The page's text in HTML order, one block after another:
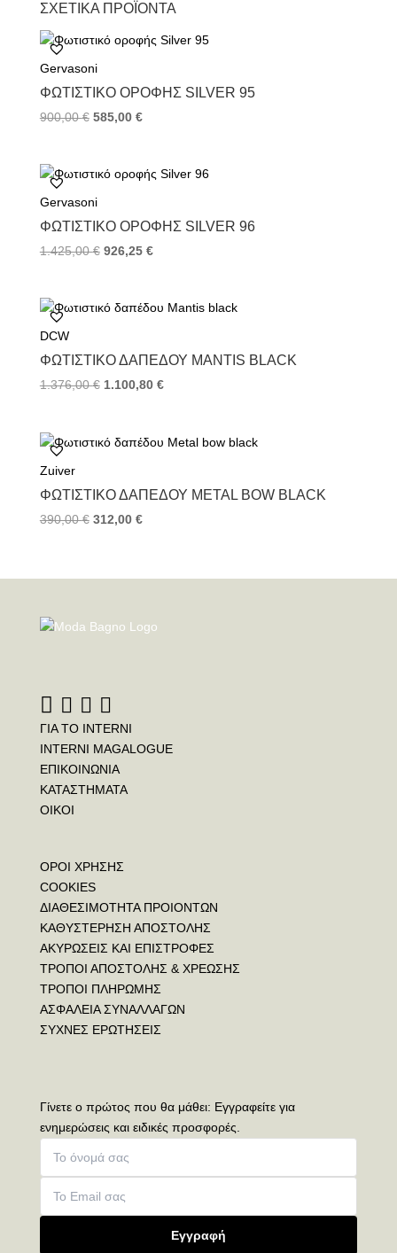
k
ΣΧΕΤΙΚΆ ΠΡΟΪΌΝΤΑ
Gervasoni
ΦΩΤΙΣΤΙΚΌ ΟΡΟΦΉΣ SILVER 95
900,00€ 585,00 €
Gervasoni
ΦΩΤΙΣΤΙΚΌ ΟΡΟΦΉΣ SILVER 96
1.425,00€ 926,25 €
DCW
ΦΩΤΙΣΤΙΚΌ ΔΑΠΈΔΟΥ MANTIS BLACK
1.376,00€ 1.100,80 €
Zuiver
ΦΩΤΙΣΤΙΚΌ ΔΑΠΈΔΟΥ METAL BOW BLACK
390,00€ 312,00 €
ΓΙΑ ΤΟ INTERNI
INTERNI MAGALOGUE
ΕΠΙΚΟΙΝΩΝΙΑ
ΚΑΤΑΣΤΗΜΑΤΑ
ΟΙΚΟΙ
ΟΡΟΙ ΧΡΗΣΗΣ
COOKIES
ΔΙΑΘΕΣΙΜΟΤΗΤΑ ΠΡΟΙΟΝΤΩΝ
ΚΑΘΥΣΤΕΡΗΣΗ ΑΠΟΣΤΟΛΗΣ
ΑΚΥΡΩΣΕΙΣ ΚΑΙ ΕΠΙΣΤΡΟΦΕΣ
ΤΡΟΠΟΙ ΑΠΟΣΤΟΛΗΣ & ΧΡΕΩΣΗΣ
ΤΡΟΠΟΙ ΠΛΗΡΩΜΗΣ
ΑΣΦΑΛΕΙΑ ΣΥΝΑΛΛΑΓΩΝ
ΣΥΧΝΕΣ ΕΡΩΤΗΣΕΙΣ
Γίνετε ο πρώτος που θα μάθει: Εγγραφείτε για
ενημερώσεις και ειδικές προσφορές.
Εγγραφή